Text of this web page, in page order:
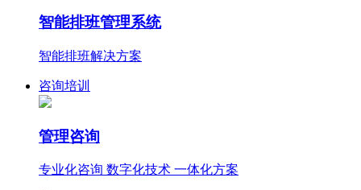
智能排班管理系统
智能排班解决方案
咨询培训
管理咨询
专业化咨询 数字化技术 一体化方案